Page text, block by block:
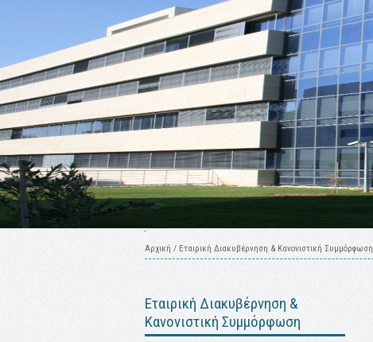
Αρχική / Εταιρική Διακυβέρνηση & Κανονιστική Συμμόρφωση
Εταιρική Διακυβέρνηση &
Κανονιστική Συμμόρφωση